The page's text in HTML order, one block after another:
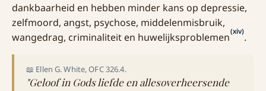
dankbaarheid en hebben minder kans op depressie,
zelfmoord, angst, psychose, middelenmisbruik,
wangedrag, criminaliteit en huwelijksproblemen(xiv).
📖 Ellen G. White, OFC 326.4.
"Geloof in Gods liefde en allesoverheersende